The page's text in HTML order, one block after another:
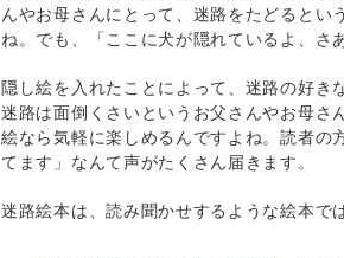
んやお母さんにとって、迷路をたどると
ね。でも、「ここに犬が隠れているよ、さ
隠し絵を入れたことによって、迷路の好き
迷路は面倒くさいというお父さんやお母さ
絵なら気軽に楽しめるんですよね。読者の
てます」なんて声がたくさん届きます。
迷路絵本は、読み聞かせするような絵本で